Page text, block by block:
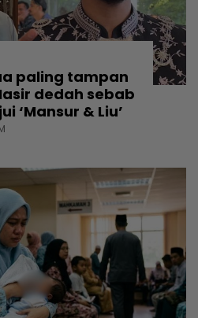
paling tampan
dedah sebab
‘Mansur & Liu’